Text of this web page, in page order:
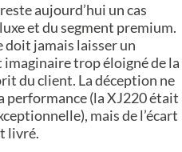
aujourd’hui un cas
et du segment premium.
doit jamais laisser un
trop éloigné de la
du client. La déception ne
performance (la XJ220 était
mais de l’écart
livré.